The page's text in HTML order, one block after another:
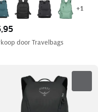
+1
doorTravelbags